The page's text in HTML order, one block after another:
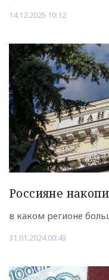
14.12.2025 10:12
Россияне
в каком регионе
31.01.2024 00:43